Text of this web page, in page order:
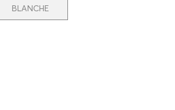
BLANCHE